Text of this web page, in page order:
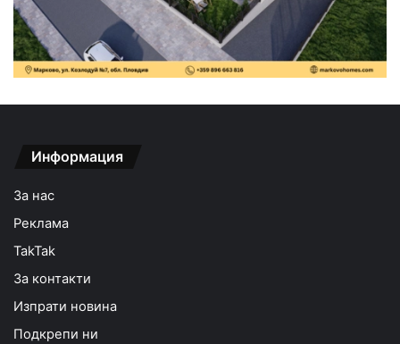
Информация
За нас
Реклама
TakTak
За контакти
Изпрати новина
Подкрепи ни